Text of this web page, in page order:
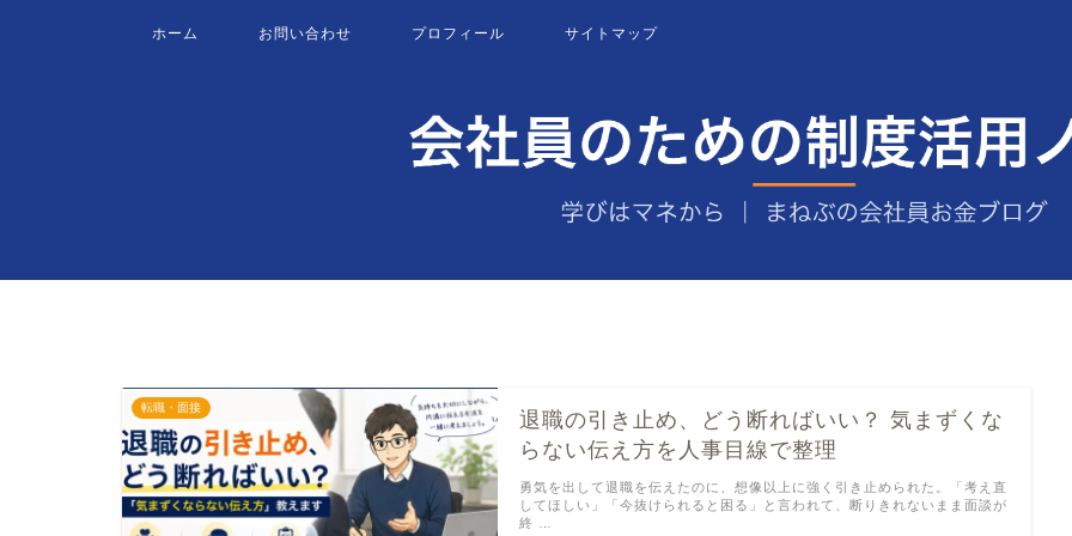
ホーム お問い合わせ プロフィール サイトマップ
転職・面接
退職の引き止め、どう断ればいい？ 気まずくな
らない伝え方を人事目線で整理
勇気を出して退職を伝えたのに、想像以上に強く引き止められた。「考え直
してほしい」「今抜けられると困る」と言われて、断りきれないまま面談が
終 …